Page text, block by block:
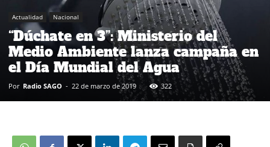
Actualidad Nacional
“Dúchate en 3”: Ministerio del
Medio Ambiente lanza campaña en
el Día Mundial del Agua
Por Radio SAGO - 22 de marzo de 2019 322